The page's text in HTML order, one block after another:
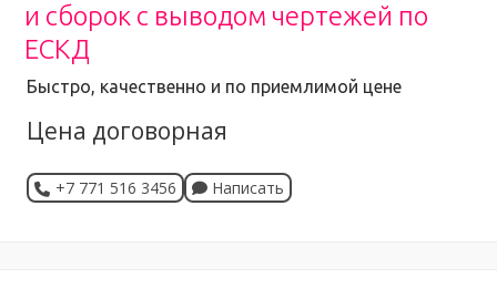
и сборок с выводом чертежей по
ЕСКД
Быстро, качественно и по приемлимой цене
Цена договорная
+7 771 516 3456 Написать